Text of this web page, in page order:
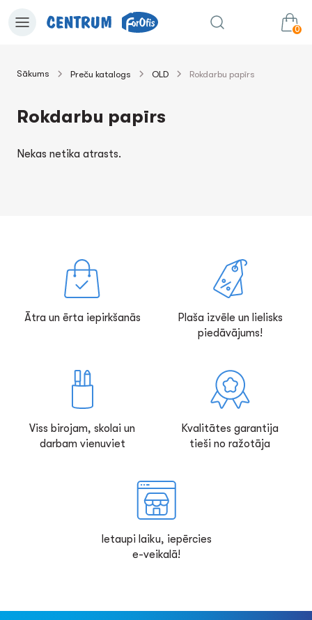
0
Sākums Preču katalogs OLD Rokdarbu papīrs
Rokdarbu papīrs
Nekas netika atrasts.
Ātra un ērta iepirkšanās
Plaša izvēle un lielisks
piedāvājums!
Viss birojam, skolai un
darbam vienuviet
Kvalitātes garantija
tieši no ražotāja
Ietaupi laiku, iepērcies
e-veikalā!